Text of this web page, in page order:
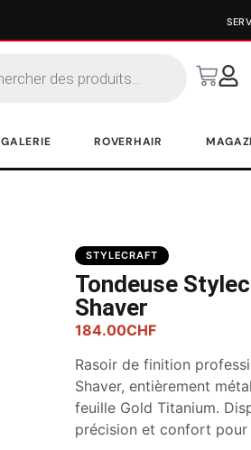
GALERIE ROVERHAIR
STYLECRAFT
Tondeuse
Shaver
184.00CHF
Rasoir de finition
Shaver, entièrement
feuille Gold Titanium.
précision et confort pour